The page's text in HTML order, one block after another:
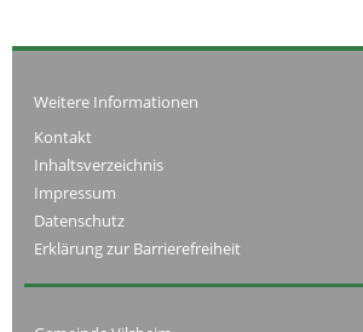
Weitere Informationen
Kontakt
Inhaltsverzeichnis
Impressum
Datenschutz
Erklärung zur Barrierefreiheit